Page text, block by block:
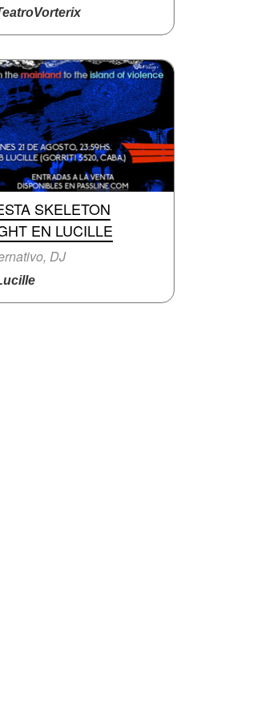
SKELETON
EN LUCILLE
DJ